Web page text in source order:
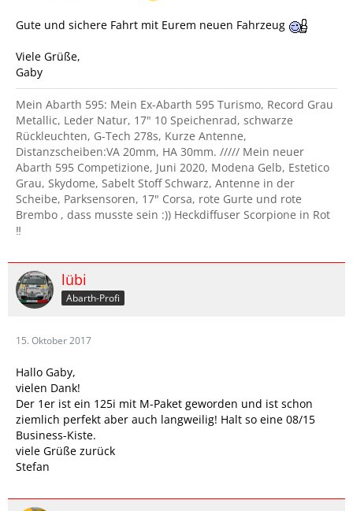
Gute und sichere Fahrt mit Eurem neuen Fahrzeug
Viele Grüße,
Gaby
Mein Abarth 595: Mein Ex-Abarth 595 Turismo, Record Grau
Metallic, Leder Natur, 17" 10 Speichenrad, schwarze
Rückleuchten, G-Tech 278s, Kurze Antenne,
Distanzscheiben:VA 20mm, HA 30mm. ///// Mein neuer
Abarth 595 Competizione, Juni 2020, Modena Gelb, Estetico
Grau, Skydome, Sabelt Stoff Schwarz, Antenne in der
Scheibe, Parksensoren, 17" Corsa, rote Gurte und rote
Brembo , dass musste sein :)) Heckdiffuser Scorpione in Rot
‼️
lübi
Abarth-Profi
15. Oktober 2017
Hallo Gaby,
vielen Dank!
Der 1er ist ein 125i mit M-Paket geworden und ist schon
ziemlich perfekt aber auch langweilig! Halt so eine 08/15
Business-Kiste.
viele Grüße zurück
Stefan